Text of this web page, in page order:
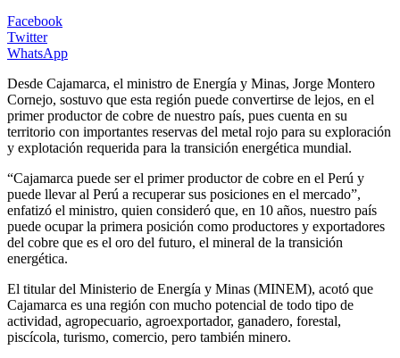
Facebook
Twitter
WhatsApp
Desde Cajamarca, el ministro de Energía y Minas, Jorge Montero
Cornejo, sostuvo que esta región puede convertirse de lejos, en el
primer productor de cobre de nuestro país, pues cuenta en su
territorio con importantes reservas del metal rojo para su exploración
y explotación requerida para la transición energética mundial.
“Cajamarca puede ser el primer productor de cobre en el Perú y
puede llevar al Perú a recuperar sus posiciones en el mercado”,
enfatizó el ministro, quien consideró que, en 10 años, nuestro país
puede ocupar la primera posición como productores y exportadores
del cobre que es el oro del futuro, el mineral de la transición
energética.
El titular del Ministerio de Energía y Minas (MINEM), acotó que
Cajamarca es una región con mucho potencial de todo tipo de
actividad, agropecuario, agroexportador, ganadero, forestal,
piscícola, turismo, comercio, pero también minero.